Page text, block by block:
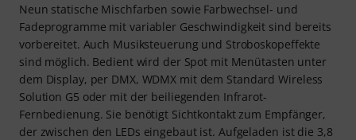
Neun statische Mischfarben sowie Farbwechsel- und
Fadeprogramme mit variabler Geschwindigkeit sind bereits
vorbereitet. Auch Musiksteuerung und Stroboskopeffekte
sind möglich. Bedient wird der Spot mit Menütasten unter
dem Display, per DMX, WDMX mit dem Standard Wireless
Solution G5 oder mit der beiliegenden Infrarot-
Fernbedienung. Sie benötigt Sichtkontakt zum Empfänger,
der zwischen den LEDs eingebaut ist. Aufgeladen ist die 3,8